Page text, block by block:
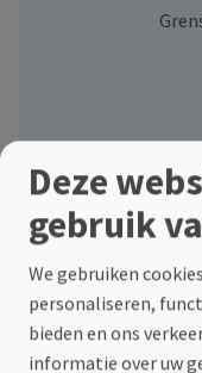
Van
Deze
gebruik
We gebruiken
personaliseren,
bieden en ons
informatie over uw